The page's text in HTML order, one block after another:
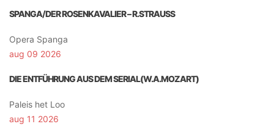
SPANGA/DER ROSENKAVALIER – R.STRAUSS
Opera Spanga
aug 09 2026
DIE ENTFÜHRUNG AUS DEM SERIAL(W.A.MOZART)
Paleis het Loo
aug 11 2026